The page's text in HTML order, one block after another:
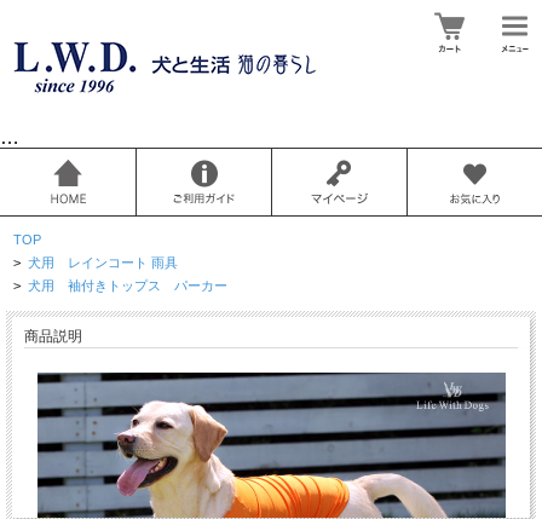
…
TOP
> 犬用 レインコート 雨具
> 犬用 袖付きトップス パーカー
商品説明